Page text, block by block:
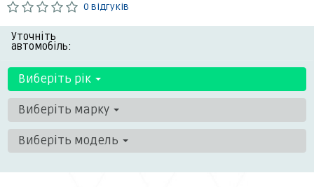
0 відгуків
Уточніть
автомобіль:
Виберіть рік
Виберіть марку
Виберіть модель